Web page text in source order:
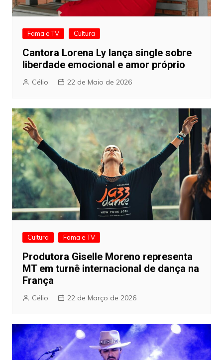
Fama e TV Cultura
Cantora Lorena Ly lança single sobre
liberdade emocional e amor próprio
Célio 22 de Maio de 2026
Cultura Fama e TV
Produtora Giselle Moreno representa
MT em turnê internacional de dança na
França
Célio 22 de Março de 2026